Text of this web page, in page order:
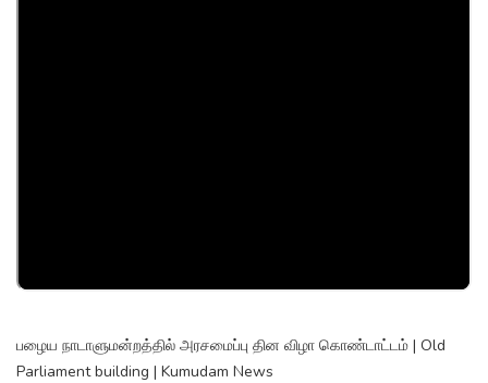
பழைய நாடாளுமன்றத்தில் அரசமைப்பு தின விழா கொண்டாட்டம் | Old
Parliament building | Kumudam News